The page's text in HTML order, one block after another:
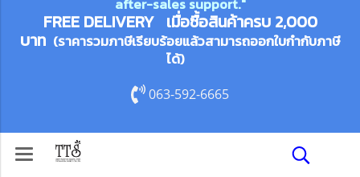
FREE DELIVERY เมื่อซื้อสินค้าครบ 2,000
บาท (ราคารวมภาษีเรียบร้อยแล้วสามารถออกใบกำกับภาษี
ได้)
063-592-6665